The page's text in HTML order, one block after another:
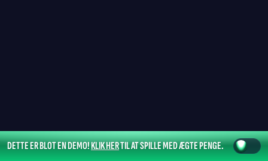
DETTE ER BLOT EN DEMO!KLIK HERTIL AT SPILLE MED ÆGTE PENGE.